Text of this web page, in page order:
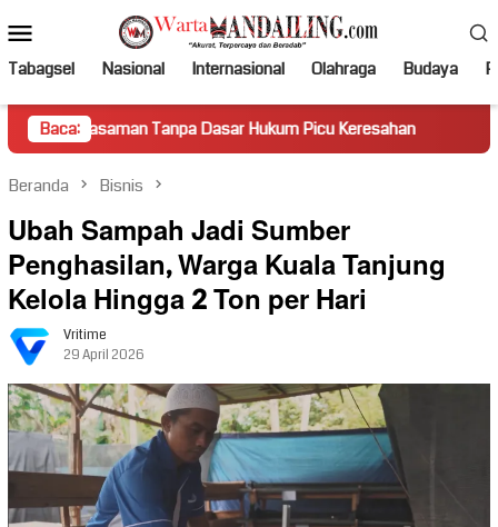
ke
kontenMobile
Tabagsel Nasional Internasional Olahraga Budaya
Baca:
Tanpa Dasar Hukum Picu Keresahan Truk Miring
Beranda Bisnis
Ubah Sampah Jadi Sumber
Penghasilan, Warga Kuala Tanjung
Kelola Hingga 2 Ton per Hari
Vritime
29 April 2026